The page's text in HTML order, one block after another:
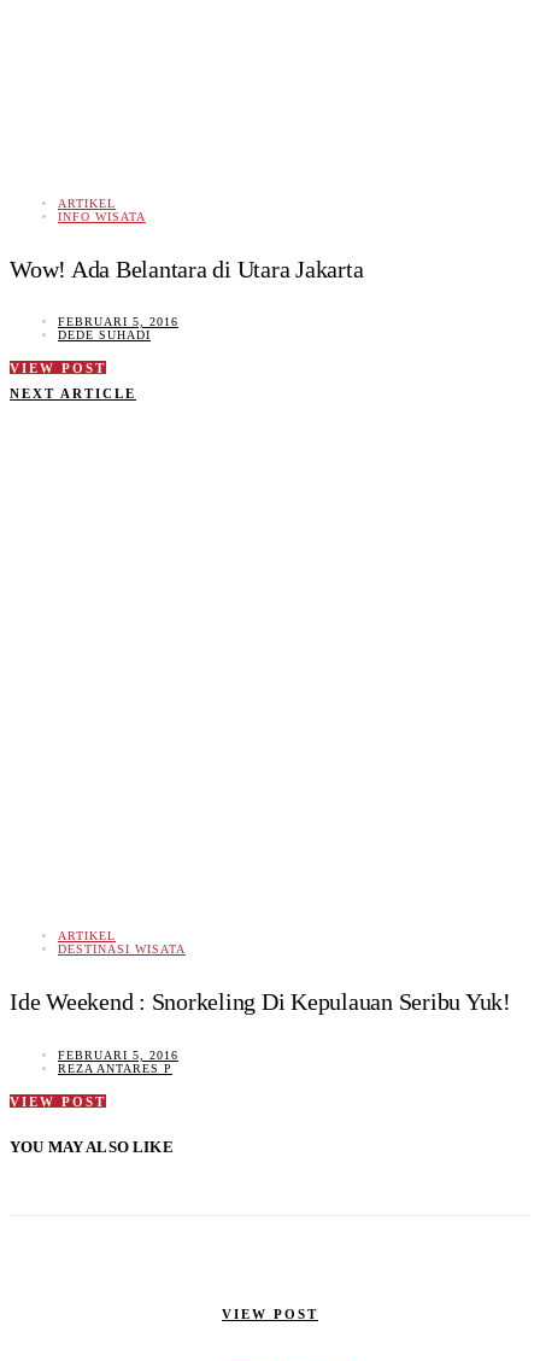
ARTIKEL
INFO WISATA
Wow! Ada Belantara di Utara Jakarta
FEBRUARI 5, 2016
DEDE SUHADI
VIEW POST
NEXT ARTICLE
ARTIKEL
DESTINASI WISATA
Ide Weekend : Snorkeling Di Kepulauan Seribu Yuk!
FEBRUARI 5, 2016
REZA ANTARES P
VIEW POST
YOU MAY ALSO LIKE
VIEW POST